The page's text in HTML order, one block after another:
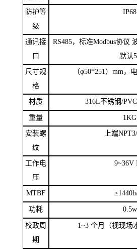
防护等
级
IP68
通讯接
口
RS485，标准Modbus协议
默认
尺寸规
格
（φ50*251 ） mm ，
材质 316L不锈钢/
重量 1KG
安装螺
纹
上端
工作电
压
9~36V
MTBF ≥
功耗 0.5w
校政周
期
1~3 个月（视现场